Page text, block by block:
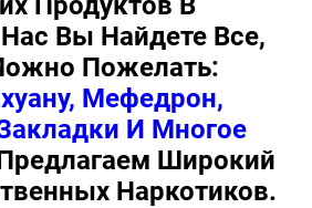
Вы Найдете Все,
Пожелать:
Мефедрон,
И Многое
Широкий
Наркотиков.